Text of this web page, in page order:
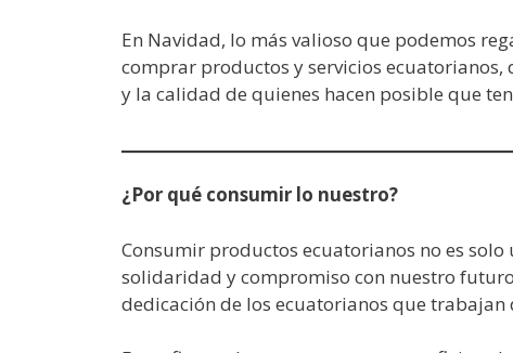
En Navidad, lo más valioso que podemos
comprar productos y servicios
y la calidad de quienes hacen posible que
¿Por qué consumir lo nuestro?
Consumir productos ecuatorianos no es
solidaridad y compromiso con nuestro
dedicación de los ecuatorianos que